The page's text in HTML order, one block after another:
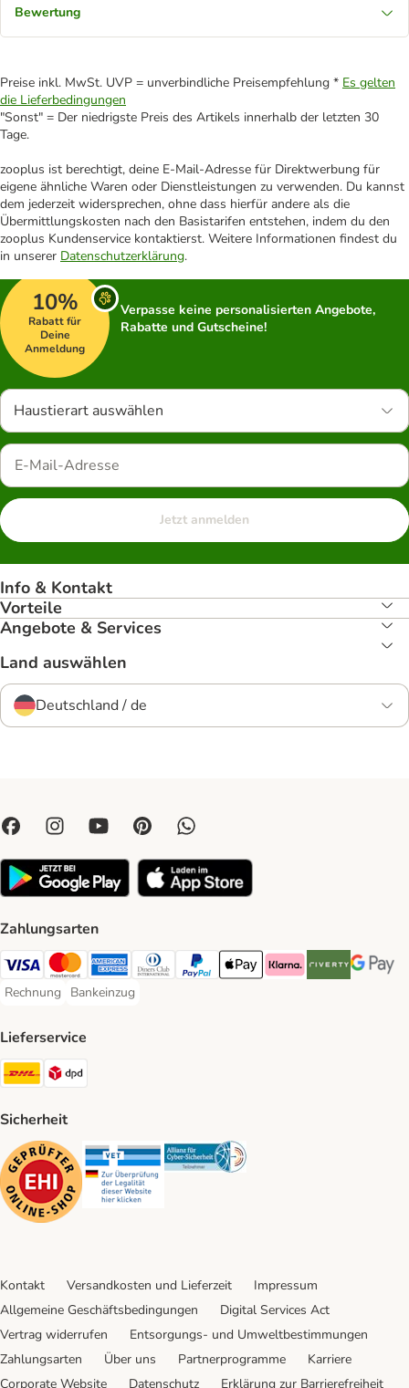
Bewertung
Preise inkl. MwSt. UVP = unverbindliche Preisempfehlung * Es gelten
die Lieferbedingungen
"Sonst" = Der niedrigste Preis des Artikels innerhalb der letzten 30
Tage.
zooplus ist berechtigt, deine E-Mail-Adresse für Direktwerbung für
eigene ähnliche Waren oder Dienstleistungen zu verwenden. Du kannst
dem jederzeit widersprechen, ohne dass hierfür andere als die
Übermittlungskosten nach den Basistarifen entstehen, indem du den
zooplus Kundenservice kontaktierst. Weitere Informationen findest du
in unserer Datenschutzerklärung.
10%
Rabatt für
Deine
Anmeldung
Verpasse keine personalisierten Angebote,
Rabatte und Gutscheine!
Haustierart auswählen
Jetzt anmelden
Info & Kontakt
Vorteile
Angebote & Services
Land auswählen
Deutschland / de
Zahlungsarten
Visa Payment Method
Mastercard Payment Method
American Express Payment Method
Diners Club Payment Method
PayPal Payment Method
Apple Pay Payment Method
Klarna Payment Method
Riverty Payment
Google
Rechnung
Rechnung Payment Method
Bankeinzug
Bankeinzug Payment Method
Lieferservice
DHL Shipping Method
Sicherheit
Security Security Security
Kontakt Versandkosten und Lieferzeit
Impressum
Allgemeine Geschäftsbedingungen
Digital Services Act
Vertrag widerrufen
Entsorgungs- und Umweltbestimmungen
Zahlungsarten
Über uns Partnerprogramme
Karriere
Corporate Website
Datenschutz Erklärung zur Barrierefreiheit